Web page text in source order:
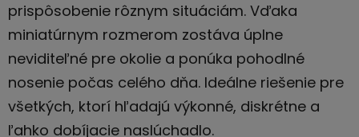
prispôsobenie rôznym situáciám. Vďaka
miniatúrnym rozmerom zostáva úplne
neviditeľné pre okolie a ponúka pohodlné
nosenie počas celého dňa. Ideálne riešenie pre
všetkých, ktorí hľadajú výkonné, diskrétne a
ľahko dobíjacie naslúchadlo.